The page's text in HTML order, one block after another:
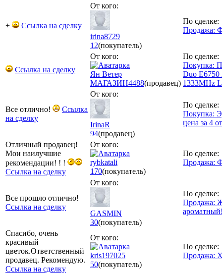
+ Ссылка на сделку
От кого:
irina8729
12(покупатель)
По сделке:
Продажа:
Ссылка на сделку
От кого:
Ян Ветер
МАГАЗИН4488(продавец)
По сделке:
Покупка:
Duo E6750
1333MHz
Все отлично!
Ссылка
на сделку
От кого:
IrinaR
94(продавец)
По сделке:
Покупка:
цена за 4
Отличный продавец!
Мои наилучшие
рекомендации! ! !
Ссылка на сделку
От кого:
rybkatali
170(покупатель)
По сделке:
Продажа:
Все прошло отлично!
Ссылка на сделку
От кого:
GASMIN
30(покупатель)
По сделке:
Продажа:
Спасибо, очень
красивый
цветок.Ответственный
продавец. Рекомендую.
Ссылка на сделку
От кого:
kris197025
50(покупатель)
По сделке:
Продажа: